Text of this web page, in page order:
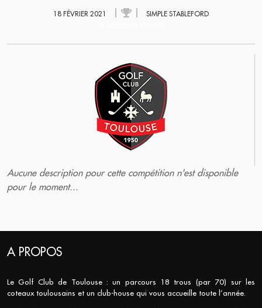
18 FÉVRIER 2021 SIMPLE STABLEFORD
Aucune description pour cette compétition n'est disponible
pour le moment...
A PROPOS
Le Golf Club de Toulouse : un parcours 18 trous (par 70) sur les
coteaux toulousains et un club-house qui vous accueille toute l’année.